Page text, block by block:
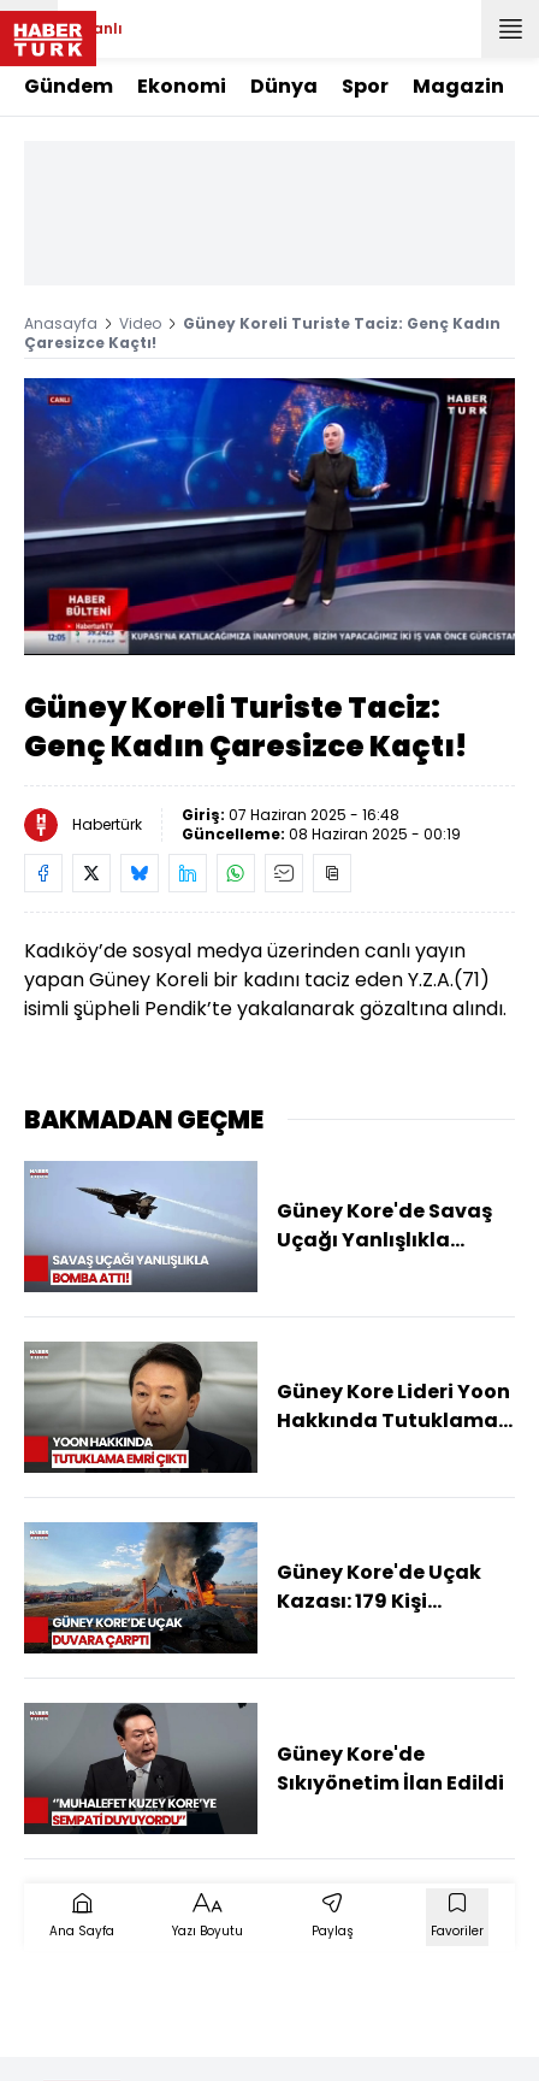
Canlı
Gündem Ekonomi Dünya Spor Magazin
Anasayfa Video
Güney Koreli Turiste Taciz: Genç Kadın
Çaresizce Kaçtı!
Sesi
Aç
Yüklendi:
41.88%
Oynatma
Hızı
Güney Koreli Turiste Taciz:
Genç Kadın Çaresizce Kaçtı!
Habertürk Giriş: 07 Haziran 2025 - 16:48
Güncelleme: 08 Haziran 2025 - 00:19
Kadıköy’de sosyal medya üzerinden canlı yayın
yapan Güney Koreli bir kadını taciz eden Y.Z.A.(71)
isimli şüpheli Pendik’te yakalanarak gözaltına alındı.
BAKMADAN GEÇME
Güney Kore'de Savaş
Uçağı Yanlışlıkla
Güney Kore Lideri Yoon
Hakkında Tutuklama
Güney Kore'de Uçak
Kazası: 179 Kişi
Güney Kore'de
Sıkıyönetim İlan Edildi
Ana Sayfa Yazı Boyutu Paylaş Favoriler